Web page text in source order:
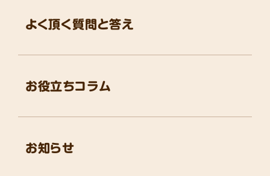
お役立ちコラム
よく頂く質問と答え
お知らせ